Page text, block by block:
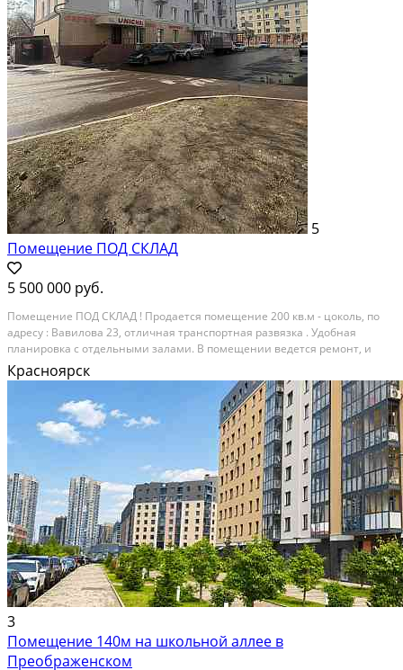
5
Помещение ПОД СКЛАД
5 500 000 руб.
Помещение ПОД СКЛАД ! Продается помещение 200 кв.м - цоколь, по
адресу : Вавилова 23, отличная транспортная развязка . Удобная
планировка с отдельными залами. В помещении ведется ремонт, и
есть возможность скорректировать его «под себя». Выгодное
предложение для вложения средств. Купив за эти...
На продажу; Площадь: 200 м²; Класс здания: Не указывать; Продает:
Собственник
Красноярск
3
Помещение 140м на школьной аллее в
Преображенском